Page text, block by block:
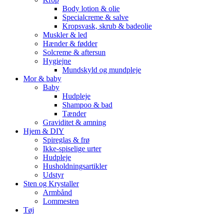
Body lotion & olie
Specialcreme & salve
Kropsvask, skrub & badeolie
Muskler & led
Hænder & fødder
Solcreme & aftersun
Hygiejne
Mundskyld og mundpleje
Mor & baby
Baby
Hudpleje
Shampoo & bad
Tænder
Graviditet & amning
Hjem & DIY
Spireglas & frø
Ikke-spiselige urter
Hudpleje
Husholdningsartikler
Udstyr
Sten og Krystaller
Armbånd
Lommesten
Tøj